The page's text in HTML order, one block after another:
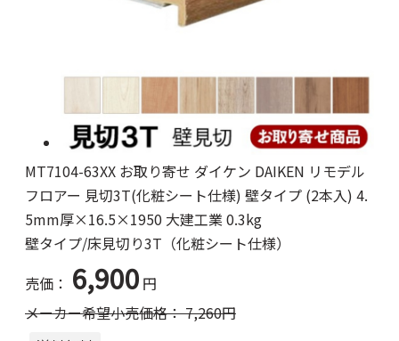
MT7104-63XX お取り寄せ ダイケン DAIKEN リモデル
フロアー 見切3T(化粧シート仕様) 壁タイプ (2本入) 4.
5mm厚×16.5×1950 大建工業 0.3kg
壁タイプ/床見切り3T（化粧シート仕様）
売価： 6,900 円
メーカー希望小売価格：7,260円